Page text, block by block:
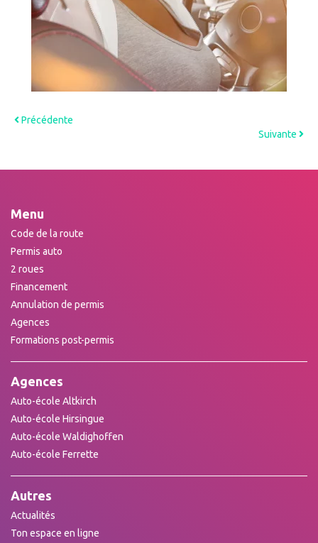
Précédente
Suivante
Menu
Code de la route
Permis auto
2 roues
Financement
Annulation de permis
Agences
Formations post-permis
Agences
Auto-école Altkirch
Auto-école Hirsingue
Auto-école Waldighoffen
Auto-école Ferrette
Autres
Actualités
Ton espace en ligne